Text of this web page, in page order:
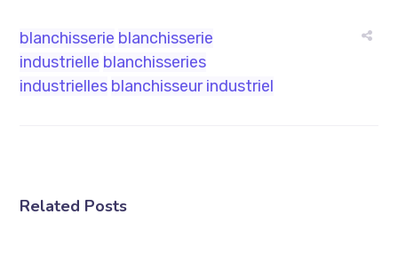
blanchisserie blanchisserie
industrielle blanchisseries
industrielles blanchisseur industriel
Related Posts